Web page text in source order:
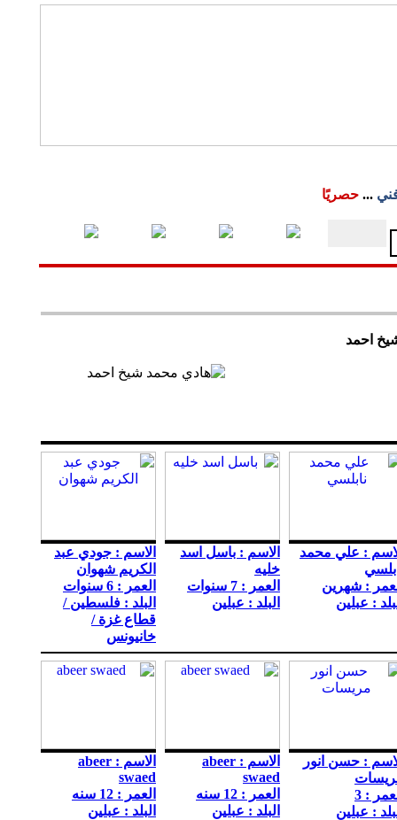
... حصريًا
احمد
: علي محمد
: شهرين
: عبلين
الاسم : باسل اسد
خليه
العمر : 7 سنوات
البلد : عبلين
الاسم : جودي عبد
الكريم شهوان
العمر : 6 سنوات
البلد : فلسطين /
قطاع غزة /
خانيونس
: حسن انور
: 3
: عبلين
الاسم : abeer
swaed
العمر : 12 سنه
البلد : عبلين
الاسم : abeer
swaed
العمر : 12 سنه
البلد : عبلين